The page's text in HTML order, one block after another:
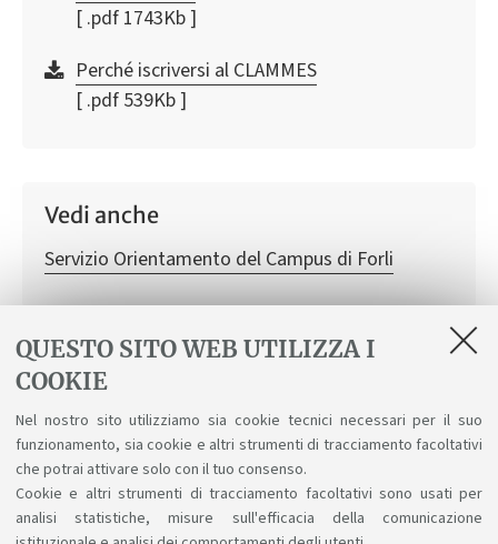
QUESTO SITO WEB UTILIZZA I
COOKIE
Nel nostro sito utilizziamo sia cookie tecnici necessari per il suo
funzionamento, sia cookie e altri strumenti di tracciamento facoltativi
che potrai attivare solo con il tuo consenso.
Cookie e altri strumenti di tracciamento facoltativi sono usati per
analisi statistiche, misure sull'efficacia della comunicazione
[ .pdf 1743Kb ]
Perché iscriversi al CLAMMES
[ .pdf 539Kb ]
Vedi anche
Servizio Orientamento del Campus di Forli
In evidenza
Presentazione del corso di studio
[ .pdf 4742Kb ]
Management dell'Economia Sociale